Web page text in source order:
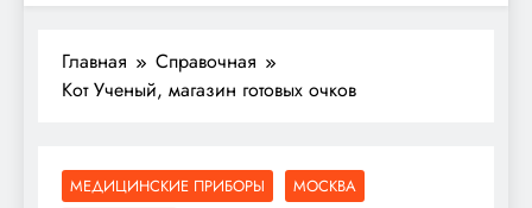
Главная
Справочная
Кот Ученый, магазин готовых очков
МЕДИЦИНСКИЕ ПРИБОРЫ
МОСКВА